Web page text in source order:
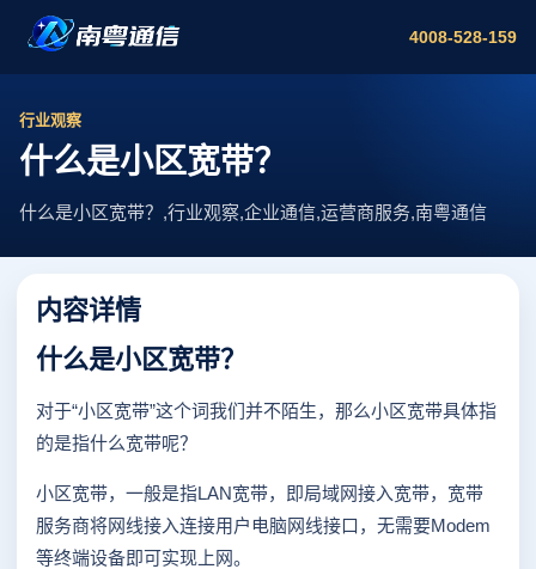
4008-528-159
行业观察
什么是小区宽带？
什么是小区宽带？,行业观察,企业通信,运营商服务,南粤通信
内容详情
什么是小区宽带？
对于“小区宽带”这个词我们并不陌生，那么小区宽带具体指
的是指什么宽带呢？
小区宽带，一般是指LAN宽带，即局域网接入宽带，宽带
服务商将网线接入连接用户电脑网线接口，无需要Modem
等终端设备即可实现上网。